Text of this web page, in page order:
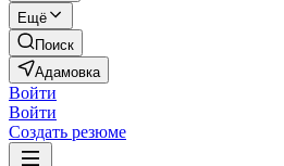
Ещё
Поиск
Адамовка
Войти
Войти
Создать резюме